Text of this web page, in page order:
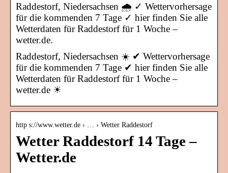
Raddestorf, Niedersachsen 🌧️ ✓ Wettervorhersage
für die kommenden 7 Tage ✓ hier finden Sie alle
Wetterdaten für Raddestorf für 1 Woche –
wetter.de.
Raddestorf, Niedersachsen ☀️ ✔ Wettervorhersage
für die kommenden 7 Tage ✔ hier finden Sie alle
Wetterdaten für Raddestorf für 1 Woche –
wetter.de ☀
http s://www.wetter.de › … › Wetter Raddestorf
Wetter Raddestorf 14 Tage –
Wetter.de